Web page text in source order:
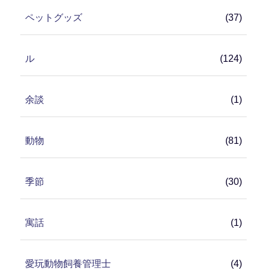
ペットグッズ (37)
ル (124)
余談 (1)
動物 (81)
季節 (30)
寓話 (1)
愛玩動物飼養管理士 (4)